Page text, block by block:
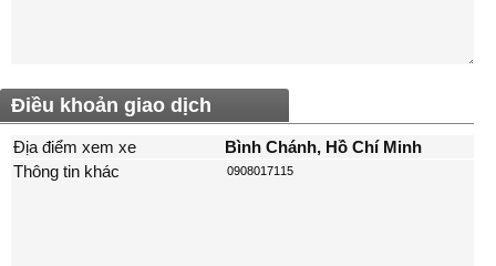
Điều khoản giao dịch
Địa điểm xem xe
Bình Chánh, Hồ Chí Minh
Thông tin khác